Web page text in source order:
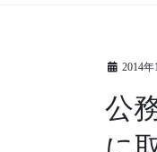
2014年
公